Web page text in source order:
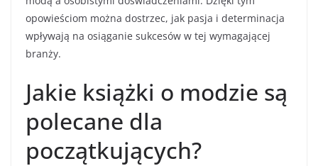
opowieściom można dostrzec, jak pasja i determinacja
wpływają na osiąganie sukcesów w tej wymagającej
branży.
Jakie książki o modzie są
polecane dla
początkujących?